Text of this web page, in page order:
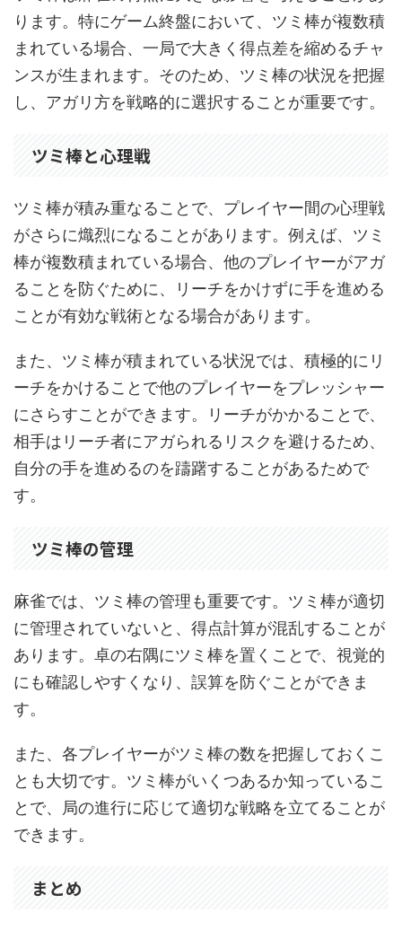
ります。特にゲーム終盤において、ツミ棒が複数積
まれている場合、一局で大きく得点差を縮めるチャ
ンスが生まれます。そのため、ツミ棒の状況を把握
し、アガリ方を戦略的に選択することが重要です。
ツミ棒と心理戦
ツミ棒が積み重なることで、プレイヤー間の心理戦
がさらに熾烈になることがあります。例えば、ツミ
棒が複数積まれている場合、他のプレイヤーがアガ
ることを防ぐために、リーチをかけずに手を進める
ことが有効な戦術となる場合があります。
また、ツミ棒が積まれている状況では、積極的にリ
ーチをかけることで他のプレイヤーをプレッシャー
にさらすことができます。リーチがかかることで、
相手はリーチ者にアガられるリスクを避けるため、
自分の手を進めるのを躊躇することがあるためで
す。
ツミ棒の管理
麻雀では、ツミ棒の管理も重要です。ツミ棒が適切
に管理されていないと、得点計算が混乱することが
あります。卓の右隅にツミ棒を置くことで、視覚的
にも確認しやすくなり、誤算を防ぐことができま
す。
また、各プレイヤーがツミ棒の数を把握しておくこ
とも大切です。ツミ棒がいくつあるか知っているこ
とで、局の進行に応じて適切な戦略を立てることが
できます。
まとめ